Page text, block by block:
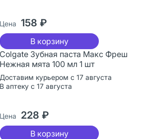
Цена 158 ₽
В корзину
Colgate Зубная паста Макс Фреш
Нежная мята 100 мл 1 шт
Доставим курьером с 17 августа
В аптеку с 17 августа
Цена 228 ₽
В корзину